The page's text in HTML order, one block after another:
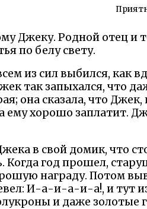
Джеку. Родной отец и
по белу свету.
из сил выбился, как
так запыхался, что
она сказала, что
ему хорошо заплатит.
в свой домик, что
Когда год прошел,
награду. Потом
И-а-и-а-и-а!, и тут
и даже золотые